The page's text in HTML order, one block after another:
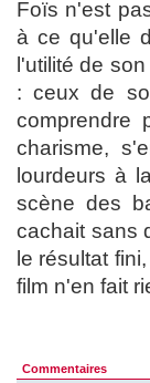
Foïs n'est
à ce qu'elle
l'utilité de
: ceux de
comprendre
charisme,
lourdeurs à
scène des
cachait sans
le résultat
film n'en fait
Commentaires